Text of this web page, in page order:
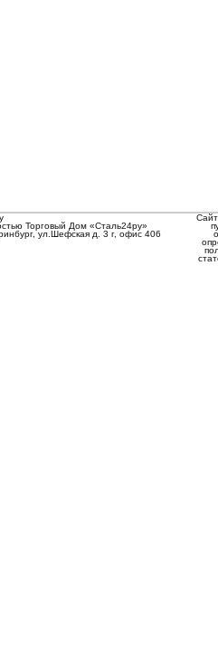
Торговый Дом «Сталь24ру»
ул.Шефская д. 3 г, офис 406